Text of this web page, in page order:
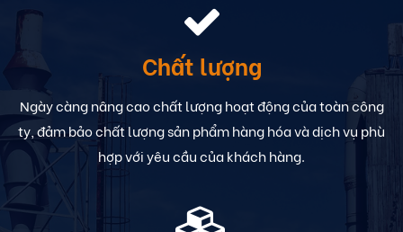
Chất lượng
Ngày càng nâng cao chất lượng hoạt động của toàn công
ty, đảm bảo chất lượng sản phẩm hàng hóa và dịch vụ phù
hợp với yêu cầu của khách hàng.